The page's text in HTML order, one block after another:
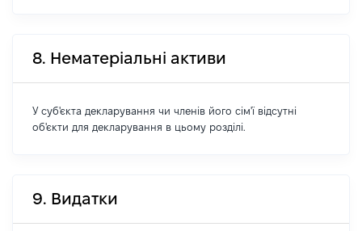
8. Нематеріальні активи
У суб'єкта декларування чи членів його сім'ї відсутні
об'єкти для декларування в цьому розділі.
9. Видатки